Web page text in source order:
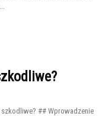
## Wprowadzenie